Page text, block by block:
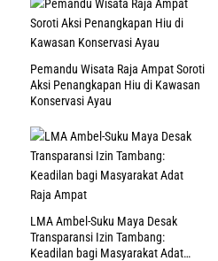
Pemandu Wisata Raja Ampat Soroti
Aksi Penangkapan Hiu di Kawasan
Konservasi Ayau
LMA Ambel-Suku Maya Desak
Transparansi Izin Tambang:
Keadilan bagi Masyarakat Adat